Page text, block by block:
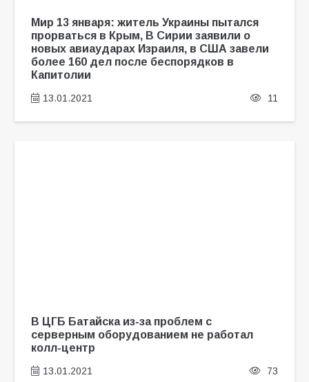
Мир 13 января: житель Украины пытался
прорваться в Крым, В Сирии заявили о
новых авиаударах Израиля, в США завели
более 160 дел после беспорядков в
Капитолии
13.01.2021 11
В ЦГБ Батайска из-за проблем с
серверным оборудованием не работал
колл-центр
13.01.2021 73